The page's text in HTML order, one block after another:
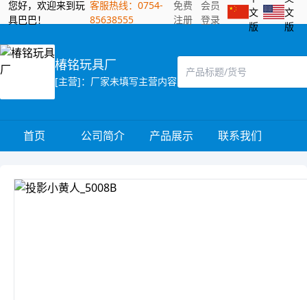
您好，欢迎来到玩
具巴巴！
客服热线：0754-
85638555
免费
注册
会员
登录
文
版
文
版
椿铭玩具厂
[主营]：厂家未填写主营内容
首页 公司简介 产品展示 联系我们